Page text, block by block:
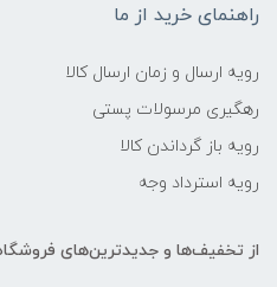
راهنمای خرید از ما
رویه ارسال و زمان ارسال کالا
رهگیری مرسولات پستی
رویه باز گرداندن کالا
رویه استرداد وجه
از تخفیف‌ها و جدیدترین‌های